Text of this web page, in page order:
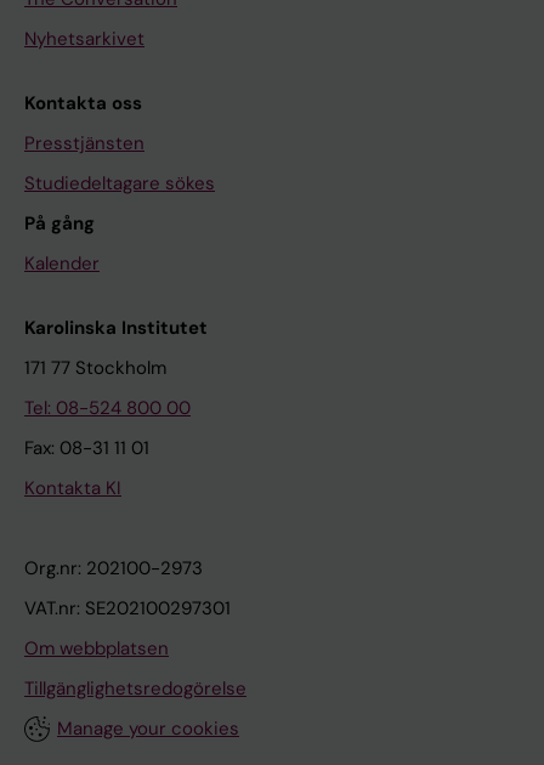
Nyhetsarkivet
Kontakta oss
Presstjänsten
Studiedeltagare sökes
På gång
Kalender
Karolinska Institutet
171 77 Stockholm
Tel: 08-524 800 00
Fax: 08-31 11 01
Kontakta KI
Org.nr: 202100-2973
VAT.nr: SE202100297301
Om webbplatsen
Tillgänglighetsredogörelse
Manage your cookies